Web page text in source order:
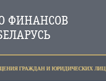
ГРАЖДАН И ЮРИДИЧЕСКИХ ЛИЦ